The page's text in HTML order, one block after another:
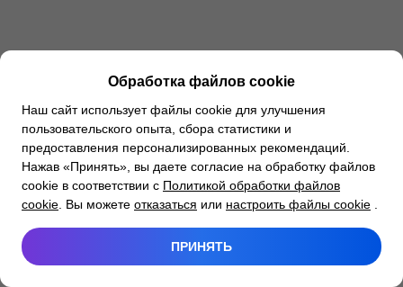
Обработка файлов cookie
Наш сайт использует файлы cookie для улучшения
пользовательского опыта, сбора статистики и
предоставления персонализированных рекомендаций.
Нажав «Принять», вы даете согласие на обработку файлов
cookie в соответствии с Политикой обработки файлов
cookie . Вы можете отказаться или настроить файлы cookie
ПРИНЯТЬ